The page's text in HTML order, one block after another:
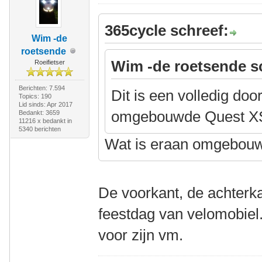
Wim -de
roetsende
Roeifietser
Berichten: 7.594
Topics: 190
Lid sinds: Apr 2017
Bedankt: 3659
11216 x bedankt in
5340 berichten
365cycle schreef:
Wim -de roetsende
Dit is een volledig
omgebouwde Quest
Wat is eraan
De voorkant, de
feestdag van
voor zijn vm.